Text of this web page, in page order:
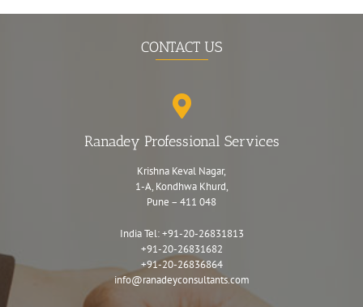
CONTACT US
Ranadey Professional Services
Krishna Keval Nagar,
1-A, Kondhwa Khurd,
Pune – 411 048
India Tel:+91-20-26831813
+91-20-26831682
+91-20-26836864
info@ranadeyconsultants.com